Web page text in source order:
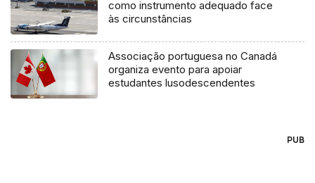
como instrumento adequado face
às circunstâncias
Associação portuguesa no Canadá
organiza evento para apoiar
estudantes lusodescendentes
PUB